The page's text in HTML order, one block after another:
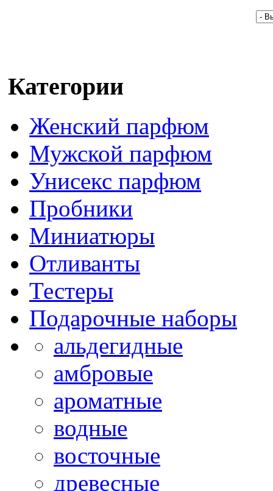
Категории
Женский парфюм
Мужской парфюм
Унисекс парфюм
Пробники
Миниатюры
Отливанты
Тестеры
Подарочные наборы
альдегидные
амбровые
ароматные
водные
восточные
древесные